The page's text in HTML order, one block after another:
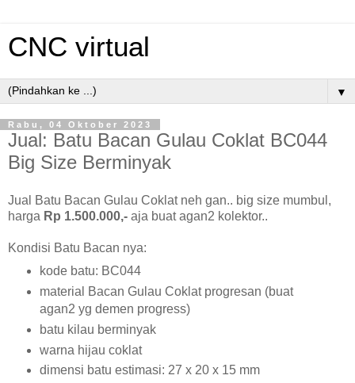
CNC virtual
▼
Rabu, 04 Oktober 2023
Jual: Batu Bacan Gulau Coklat BC044
Big Size Berminyak
Jual Batu Bacan Gulau Coklat neh gan.. big size mumbul,
harga Rp 1.500.000,- aja buat agan2 kolektor..
Kondisi Batu Bacan nya:
kode batu: BC044
material Bacan Gulau Coklat progresan (buat
agan2 yg demen progress)
batu kilau berminyak
warna hijau coklat
dimensi batu estimasi: 27 x 20 x 15 mm